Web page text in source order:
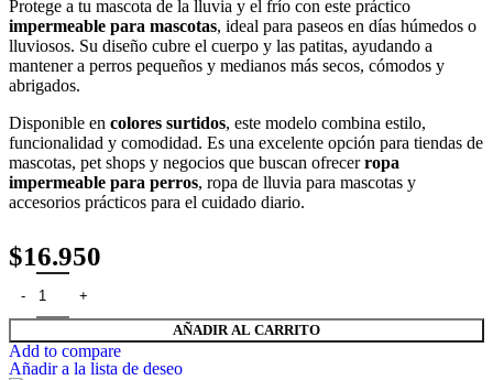
Protege a tu mascota de la lluvia y el frío con este práctico
impermeable para mascotas, ideal para paseos en días húmedos o
lluviosos. Su diseño cubre el cuerpo y las patitas, ayudando a
mantener a perros pequeños y medianos más secos, cómodos y
abrigados.
Disponible en colores surtidos, este modelo combina estilo,
funcionalidad y comodidad. Es una excelente opción para tiendas de
mascotas, pet shops y negocios que buscan ofrecerropa
impermeable para perros, ropa de lluvia para mascotas y
accesorios prácticos para el cuidado diario.
$16.950
AÑADIR AL CARRITO
Add to compare
Añadir a la lista de deseo